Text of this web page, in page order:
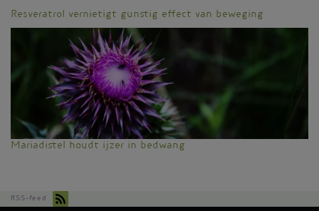
Resveratrol vernietigt gunstig effect van beweging
Mariadistel houdt ijzer in bedwang
RSS-feed